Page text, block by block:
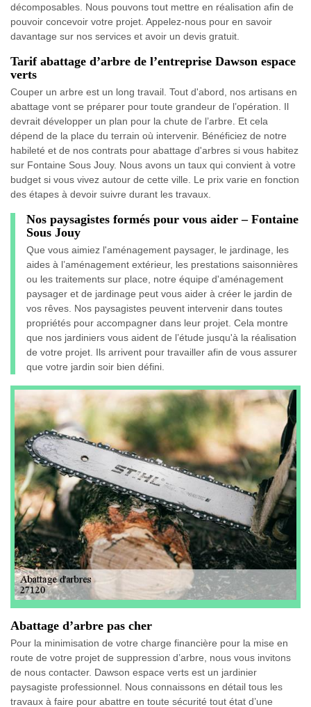
décomposables. Nous pouvons tout mettre en réalisation afin de
pouvoir concevoir votre projet. Appelez-nous pour en savoir
davantage sur nos services et avoir un devis gratuit.
Tarif abattage d’arbre de l’entreprise Dawson espace
verts
Couper un arbre est un long travail. Tout d'abord, nos artisans en
abattage vont se préparer pour toute grandeur de l’opération. Il
devrait développer un plan pour la chute de l’arbre. Et cela
dépend de la place du terrain où intervenir. Bénéficiez de notre
habileté et de nos contrats pour abattage d'arbres si vous habitez
sur Fontaine Sous Jouy. Nous avons un taux qui convient à votre
budget si vous vivez autour de cette ville. Le prix varie en fonction
des étapes à devoir suivre durant les travaux.
Nos paysagistes formés pour vous aider – Fontaine
Sous Jouy
Que vous aimiez l'aménagement paysager, le jardinage, les
aides à l’aménagement extérieur, les prestations saisonnières
ou les traitements sur place, notre équipe d'aménagement
paysager et de jardinage peut vous aider à créer le jardin de
vos rêves. Nos paysagistes peuvent intervenir dans toutes
propriétés pour accompagner dans leur projet. Cela montre
que nos jardiniers vous aident de l’étude jusqu'à la réalisation
de votre projet. Ils arrivent pour travailler afin de vous assurer
que votre jardin soir bien défini.
Abattage d’arbre pas cher
Pour la minimisation de votre charge financière pour la mise en
route de votre projet de suppression d’arbre, nous vous invitons
de nous contacter. Dawson espace verts est un jardinier
paysagiste professionnel. Nous connaissons en détail tous les
travaux à faire pour abattre en toute sécurité tout état d’une